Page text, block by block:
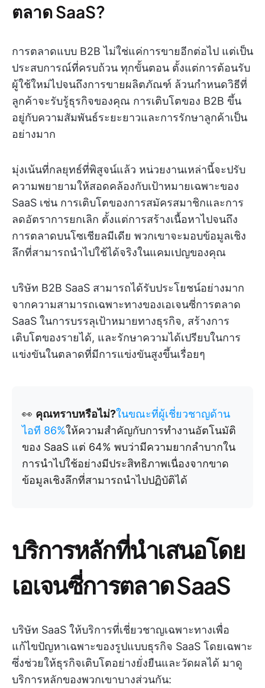
ตลาด SaaS?
การตลาดแบบ B2B ไม่ใช่แค่การขายอีกต่อไป แต่เป็น
ประสบการณ์ที่ครบถ้วน ทุกขั้นตอน ตั้งแต่การต้อนรับ
ผู้ใช้ใหม่ไปจนถึงการขายผลิตภัณฑ์ ล้วนกำหนดวิธีที่
ลูกค้าจะรับรู้ธุรกิจของคุณ การเติบโตของ B2B ขึ้น
อยู่กับความสัมพันธ์ระยะยาวและการรักษาลูกค้าเป็น
อย่างมาก
มุ่งเน้นที่กลยุทธ์ที่พิสูจน์แล้ว หน่วยงานเหล่านี้จะปรับ
ความพยายามให้สอดคล้องกับเป้าหมายเฉพาะของ
SaaS เช่น การเติบโตของการสมัครสมาชิกและการ
ลดอัตราการยกเลิก ตั้งแต่การสร้างเนื้อหาไปจนถึง
การตลาดบนโซเชียลมีเดีย พวกเขาจะมอบข้อมูลเชิง
ลึกที่สามารถนำไปใช้ได้จริงในแคมเปญของคุณ
บริษัท B2B SaaS สามารถได้รับประโยชน์อย่างมาก
จากความสามารถเฉพาะทางของเอเจนซี่การตลาด
SaaS ในการบรรลุเป้าหมายทางธุรกิจ, สร้างการ
เติบโตของรายได้, และรักษาความได้เปรียบในการ
แข่งขันในตลาดที่มีการแข่งขันสูงขึ้นเรื่อยๆ
👀 คุณทราบหรือไม่?ในขณะที่ผู้เชี่ยวชาญด้าน
ไอที 86%ให้ความสำคัญกับการทำงานอัตโนมัติ
ของ SaaS แต่ 64% พบว่ามีความยากลำบากใน
การนำไปใช้อย่างมีประสิทธิภาพเนื่องจากขาด
ข้อมูลเชิงลึกที่สามารถนำไปปฏิบัติได้
บริการหลักที่นำเสนอโดย
เอเจนซี่การตลาด SaaS
บริษัท SaaS ให้บริการที่เชี่ยวชาญเฉพาะทางเพื่อ
แก้ไขปัญหาเฉพาะของรูปแบบธุรกิจ SaaS โดยเฉพาะ
ซึ่งช่วยให้ธุรกิจเติบโตอย่างยั่งยืนและวัดผลได้ มาดู
บริการหลักของพวกเขาบางส่วนกัน: